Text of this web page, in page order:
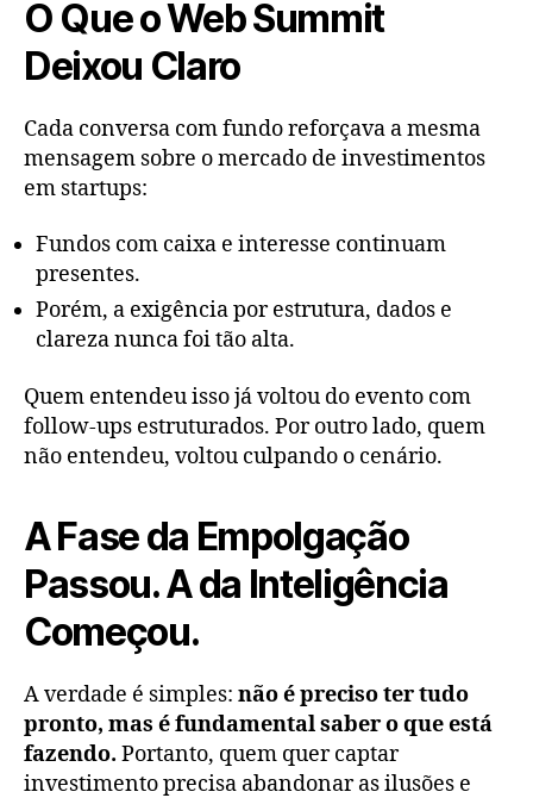
O Que o Web Summit
Deixou Claro
Cada conversa com fundo reforçava a mesma
mensagem sobre o mercado de investimentos
em startups:
Fundos com caixa e interesse continuam
presentes.
Porém, a exigência por estrutura, dados e
clareza nunca foi tão alta.
Quem entendeu isso já voltou do evento com
follow-ups estruturados. Por outro lado, quem
não entendeu, voltou culpando o cenário.
A Fase da Empolgação
Passou. A da Inteligência
Começou.
A verdade é simples: não é preciso ter tudo
pronto, mas é fundamental saber o que está
fazendo. Portanto, quem quer captar
investimento precisa abandonar as ilusões e